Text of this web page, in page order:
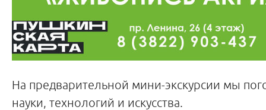
На предварительной мини-экскурсии мы
науки, технологий и искусства.